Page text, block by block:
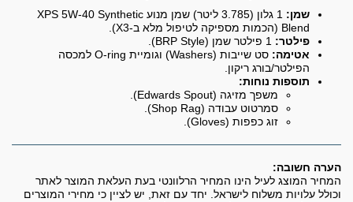
שמן:
1 גלון (3.785 ליטר) שמן מנוע XPS 5W-40 Synthetic
Blend (הכמות מספיקה לטיפול מלא ב-X3).
פילטר:1 פילטר שמן (BRP Style).
אטימה:
סט שייבות (Washers) וגומיית O-ring למכסה
הפילטר/בורג ריקון.
תוספות נוחות:
משפך מזיגה (Edwards Spout).
סמרטוט עבודה (Shop Rag).
זוג כפפות (Gloves).
הערה חשובה:
המחיר המוצג לעיל הינו המחיר הרלוונטי בעת העלאת המוצר לאתר
וכולל עלויות משלוח לישראל. יחד עם זאת, יש לציין כי מחירי המוצרים